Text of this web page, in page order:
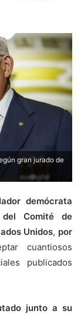
gran jurado de
demócrata
del Comité de
Unidos, por
cuantiosos
publicados
junto a su